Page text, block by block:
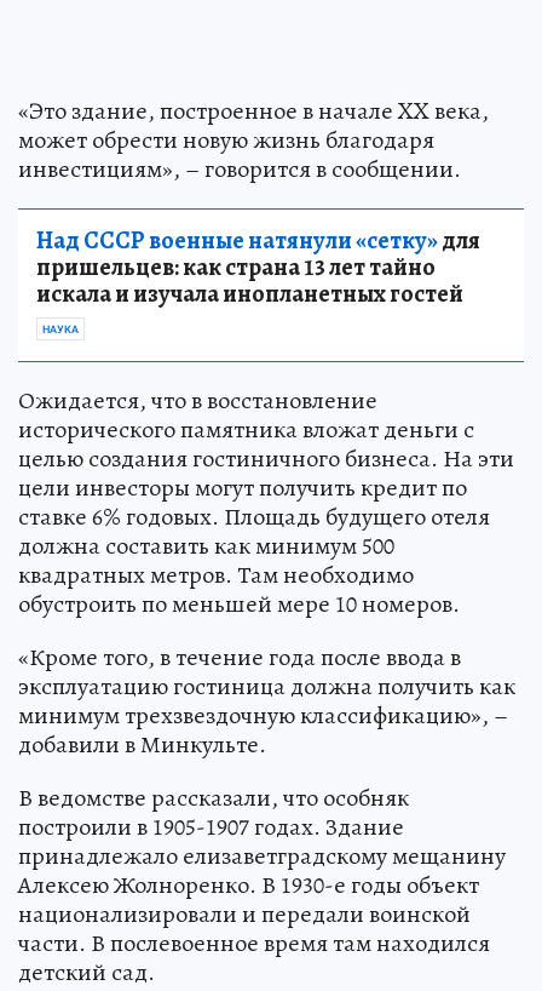
«Это здание, построенное в начале XX века,
может обрести новую жизнь благодаря
инвестициям», – говорится в сообщении.
Над СССР военные натянули «сетку»для
пришельцев: как страна 13 лет тайно
искала и изучала инопланетных гостей
НАУКА
Ожидается, что в восстановление
исторического памятника вложат деньги с
целью создания гостиничного бизнеса. На эти
цели инвесторы могут получить кредит по
ставке 6% годовых. Площадь будущего отеля
должна составить как минимум 500
квадратных метров. Там необходимо
обустроить по меньшей мере 10 номеров.
«Кроме того, в течение года после ввода в
эксплуатацию гостиница должна получить как
минимум трехзвездочную классификацию», –
добавили в Минкульте.
В ведомстве рассказали, что особняк
построили в 1905-1907 годах. Здание
принадлежало елизаветградскому мещанину
Алексею Жолноренко. В 1930-е годы объект
национализировали и передали воинской
части. В послевоенное время там находился
детский сад.